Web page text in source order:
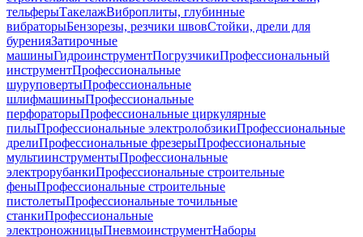
тельферыТакелажВиброплиты, глубинные
вибраторыБензорезы, резчики швовСтойки, дрели для
буренияЗатирочные
машиныГидроинструментПогрузчикиПрофессиональный
инструментПрофессиональные
шуруповертыПрофессиональные
шлифмашиныПрофессиональные
перфораторыПрофессиональные циркулярные
пилыПрофессиональные электролобзикиПрофессиональные
дрелиПрофессиональные фрезерыПрофессиональные
мультиинструментыПрофессиональные
электрорубанкиПрофессиональные строительные
феныПрофессиональные строительные
пистолетыПрофессиональные точильные
станкиПрофессиональные
электроножницыПневмоинструментНаборы